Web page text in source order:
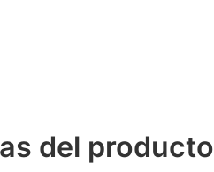
del producto